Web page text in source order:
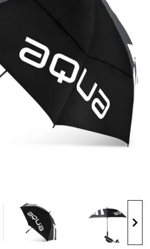
Oblečení
Bagy